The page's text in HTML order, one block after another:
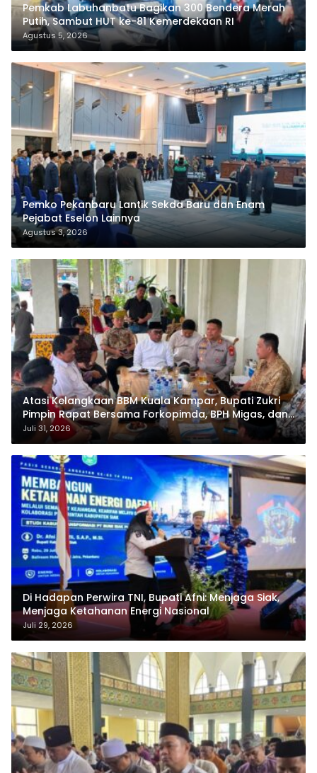
Pemkab Labuhanbatu Bagikan 300 Bendera Merah
Putih, Sambut HUT ke-81 Kemerdekaan RI
Agustus 5, 2026
Pemko Pekanbaru Lantik Sekda Baru dan Enam
Pejabat Eselon Lainnya
Agustus 3, 2026
Atasi Kelangkaan BBM Kuala Kampar, Bupati Zukri
Pimpin Rapat Bersama Forkopimda, BPH Migas, dan
Pertamina
Juli 31, 2026
Di Hadapan Perwira TNI, Bupati Afni: Menjaga Siak,
Menjaga Ketahanan Energi Nasional
Juli 29, 2026